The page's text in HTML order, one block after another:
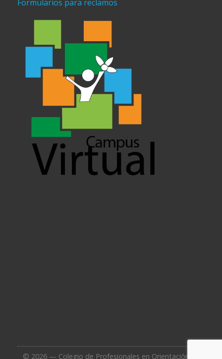
Formularios para reclamos
© 2026 — Colegio de Profesionales en Orientación de